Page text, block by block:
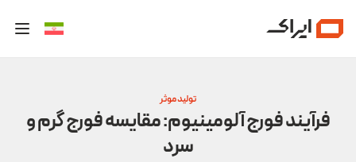
تولید موثر
فرآیند فورج آلومینیوم: مقایسه فورج گرم و
سرد